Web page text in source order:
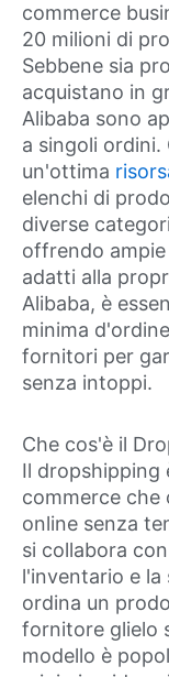
commerce
20 milioni di
Sebbene sia
acquistano in
Alibaba sono
a singoli ordini.
un'ottima
elenchi di
diverse
offrendo
adatti alla
Alibaba, è
minima
fornitori per
senza intoppi.
Che cos'è il
Il dropshipping
commerce
online senza
si collabora
l'inventario e la
ordina un
fornitore glielo
modello è